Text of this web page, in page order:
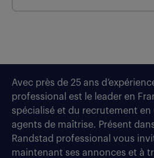
Avec près de 25 ans
professional est le leader en
spécialisé et du recrutement en
agents de maîtrise. Présent
Randstad professional vous
maintenant ses annonces et à